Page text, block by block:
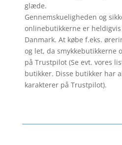
glæde.
Gennemskueligheden og
onlinebutikkerne er
Danmark. At købe f.eks.
og let, da smykkebutikkerne
på Trustpilot (Se evt. vores
butikker. Disse butikker har
karakterer på Trustpilot).